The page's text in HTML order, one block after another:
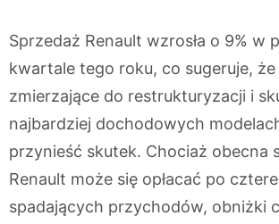
Sprzedaż Renault wzrosła o 9% w
kwartale tego roku, co sugeruje, że
zmierzające do restrukturyzacji i
najbardziej dochodowych
przynieść skutek. Chociaż obecna
Renault może się opłacać po
spadających przychodów, obniżki